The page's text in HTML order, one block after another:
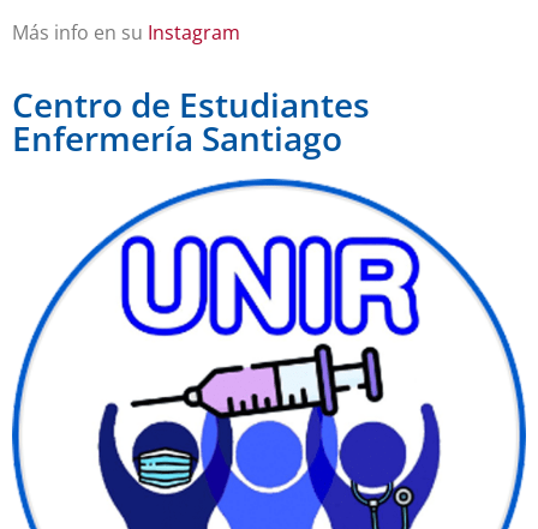
Más info en su Instagram
Centro de Estudiantes
Enfermería Santiago